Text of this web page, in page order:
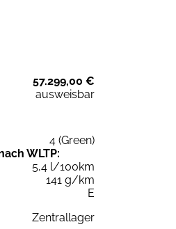
57.299,00 €
ausweisbar
4 (Green)
WLTP:
5,4 l/100km
141 g/km
E
Zentrallager